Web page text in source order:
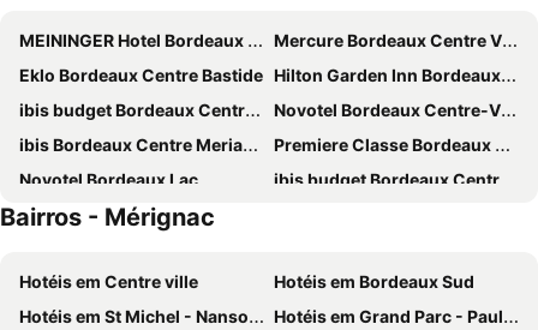
MEININGER Hotel Bordeaux Gare Saint-jean
Mercure Bordeaux Centre Ville
Eklo Bordeaux Centre Bastide Hilton Garden Inn Bordeaux Centre
ibis budget Bordeaux Centre Mériadeck
Novotel Bordeaux Centre-Ville
ibis Bordeaux Centre Meriadeck
Premiere Classe Bordeaux Nord - Lac
Novotel Bordeaux Lac
ibis budget Bordeaux Centre Gare Saint Jean
ibis budget Bordeaux Centre Bastide
Kyriad Direct Bordeaux Sud Cestas
ibis Bordeaux Centre Bastide
Novotel Bordeaux Centre Gare Saint Jean
B&B HOTEL Bordeaux Centre Gare Saint-Jean
Bairros - Mérignac
Hotéis em Centre ville
Hotéis em Bordeaux Sud
Hotéis em St Michel - Nansouty - St Genès
Hotéis em Grand Parc - Paul Doumer